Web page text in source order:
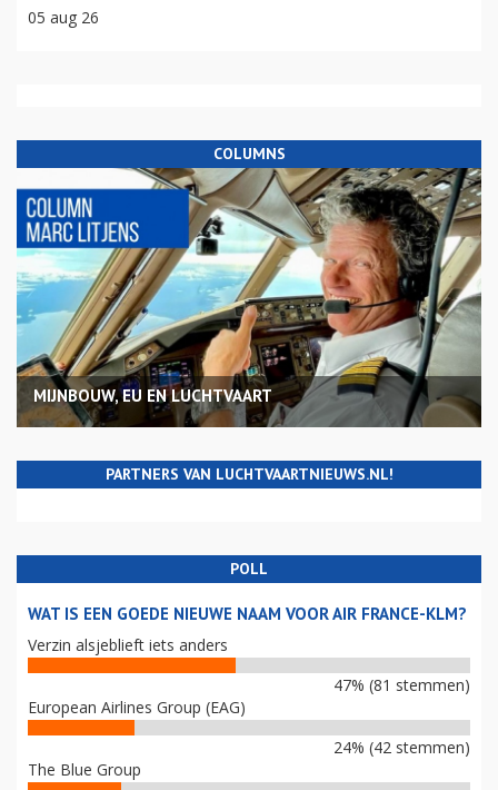
05 aug 26
COLUMNS
MIJNBOUW, EU EN LUCHTVAART
PARTNERS VAN LUCHTVAARTNIEUWS.NL!
POLL
WAT IS EEN GOEDE NIEUWE NAAM VOOR AIR FRANCE-KLM?
Verzin alsjeblieft iets anders
47% (81 stemmen)
European Airlines Group (EAG)
24% (42 stemmen)
The Blue Group